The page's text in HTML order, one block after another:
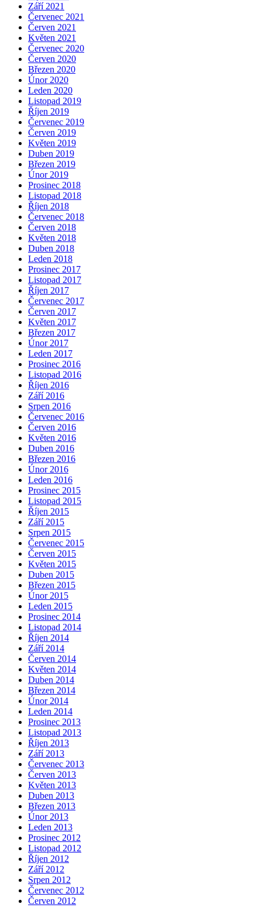
Září 2021
Červenec 2021
Červen 2021
Květen 2021
Červenec 2020
Červen 2020
Březen 2020
Únor 2020
Leden 2020
Listopad 2019
Říjen 2019
Červenec 2019
Červen 2019
Květen 2019
Duben 2019
Březen 2019
Únor 2019
Prosinec 2018
Listopad 2018
Říjen 2018
Červenec 2018
Červen 2018
Květen 2018
Duben 2018
Leden 2018
Prosinec 2017
Listopad 2017
Říjen 2017
Červenec 2017
Červen 2017
Květen 2017
Březen 2017
Únor 2017
Leden 2017
Prosinec 2016
Listopad 2016
Říjen 2016
Září 2016
Srpen 2016
Červenec 2016
Červen 2016
Květen 2016
Duben 2016
Březen 2016
Únor 2016
Leden 2016
Prosinec 2015
Listopad 2015
Říjen 2015
Září 2015
Srpen 2015
Červenec 2015
Červen 2015
Květen 2015
Duben 2015
Březen 2015
Únor 2015
Leden 2015
Prosinec 2014
Listopad 2014
Říjen 2014
Září 2014
Červen 2014
Květen 2014
Duben 2014
Březen 2014
Únor 2014
Leden 2014
Prosinec 2013
Listopad 2013
Říjen 2013
Září 2013
Červenec 2013
Červen 2013
Květen 2013
Duben 2013
Březen 2013
Únor 2013
Leden 2013
Prosinec 2012
Listopad 2012
Říjen 2012
Září 2012
Srpen 2012
Červenec 2012
Červen 2012